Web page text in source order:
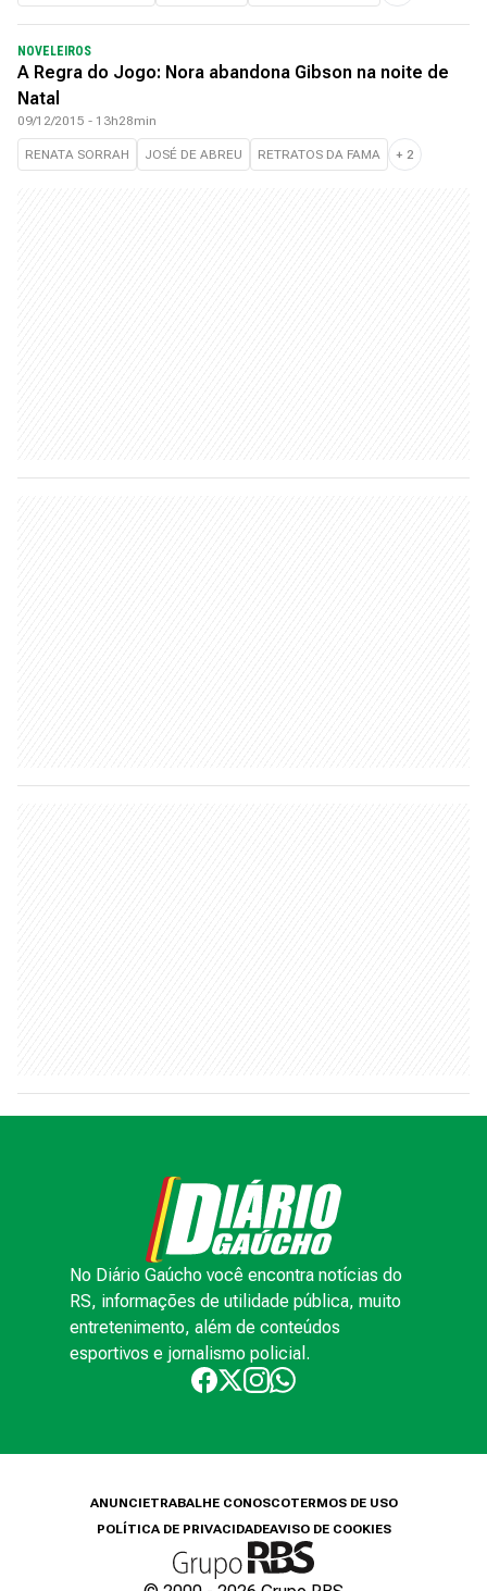
NOVELEIROS
A Regra do Jogo: Nora abandona Gibson na noite de
Natal
09/12/2015 - 13h28min
RENATA SORRAH JOSÉ DE ABREU RETRATOS DA FAMA + 2
No Diário Gaúcho você encontra notícias do
RS, informações de utilidade pública, muito
entretenimento, além de conteúdos
esportivos e jornalismo policial.
ANUNCIETRABALHE CONOSCOTERMOS DE USO
POLÍTICA DE PRIVACIDADEAVISO DE COOKIES